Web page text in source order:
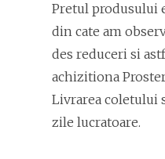
Pretul produsului
din cate am
des reduceri si
achizitiona
Livrarea coletului
zile lucratoare.